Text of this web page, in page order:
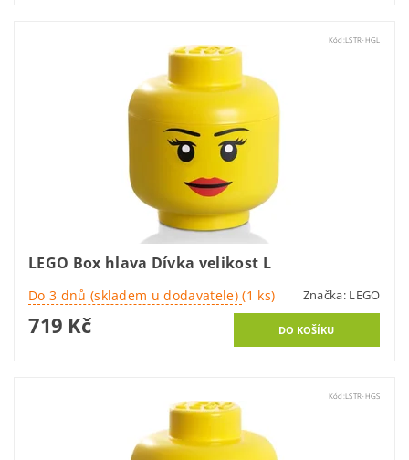
Kód:LSTR-HGL
LEGO Box hlava Dívka velikost L
Do 3 dnů (skladem u dodavatele)(1 ks) Značka: LEGO
719 Kč
Kód: LSTR-HGS